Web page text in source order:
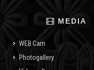
MEDIA
WEB Cam
Photogallery